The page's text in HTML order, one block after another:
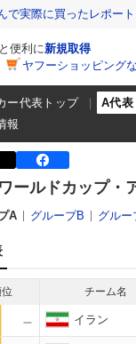
で実際に買ったレポート
便利に新規取得
ヤフーショッピング
ー代表トップ A代表
報
ールドカップ・
A グループB グルー
位 チーム名
イラン